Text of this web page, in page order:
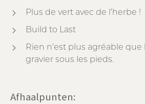
Plus de vert avec de l’herbe !
Build to Last
Rien n’est plus agréable
gravier sous les pieds.
Afhaalpunten: